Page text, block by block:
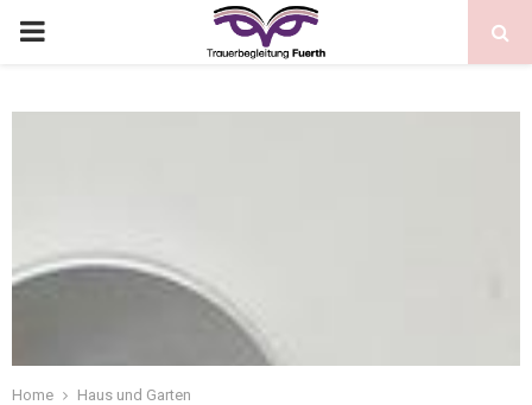
Home
Haus und Garten